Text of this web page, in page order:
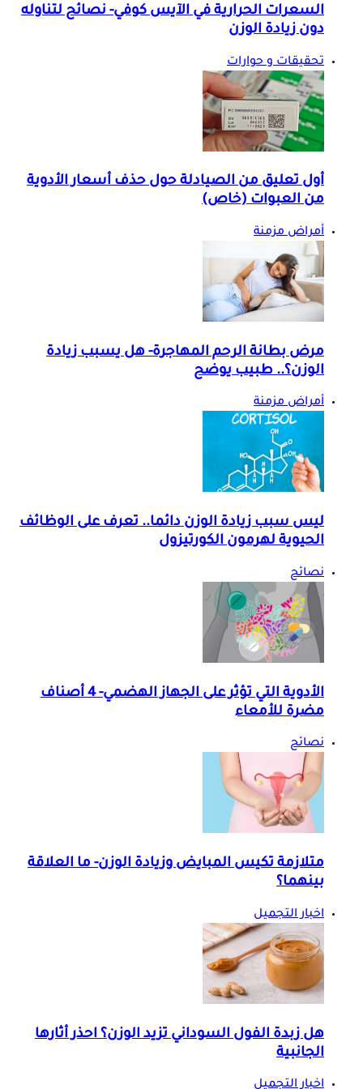
السعرات الحرارية في الآيس كوفي- نصائح لتناوله
دون زيادة الوزن
تحقيقات و حوارات
أول تعليق من الصيادلة حول حذف أسعار الأدوية
من العبوات (خاص)
أمراض مزمنة
مرض بطانة الرحم المهاجرة- هل يسبب زيادة
الوزن؟.. طبيب يوضح
أمراض مزمنة
ليس سبب زيادة الوزن دائما.. تعرف على الوظائف
الحيوية لهرمون الكورتيزول
نصائح
الأدوية التي تؤثر على الجهاز الهضمي- 4 أصناف
مضرة للأمعاء
نصائح
متلازمة تكيس المبايض وزيادة الوزن- ما العلاقة
بينهما؟
اخبار التجميل
هل زبدة الفول السوداني تزيد الوزن؟ احذر أثارها
الجانبية
اخبار التجميل